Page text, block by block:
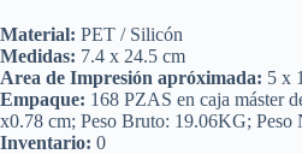
Material: PET / Silicón
Medidas: 7.4 x 24.5 cm
Area de Impresión apróximada: 5 x
Empaque: 168 PZAS en caja máster
x0.78 cm; Peso Bruto: 19.06KG; Peso
Inventario: 0